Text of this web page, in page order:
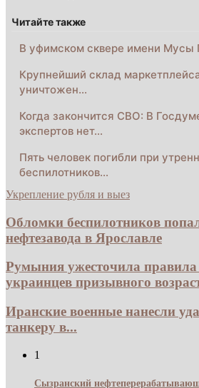
Читайте также
В уфимском сквере имени Мусы
Крупнейший склад
уничтожен…
Когда закончится СВО: В
экспертов нет…
Пять человек погибли при
беспилотников…
Укрепление рубля и выез
Обломки беспилотников
нефтезавода в Ярославле
Румыния ужесточила
украинцев призывного
Иранские военные нанесли
танкеру в...
1
Сызранский